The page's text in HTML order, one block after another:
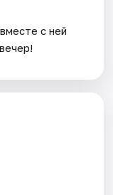
с ней